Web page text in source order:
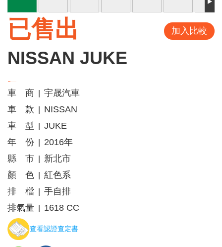
已售出 加入比較
NISSAN JUKE
車 商
宇晟汽車
車 款
NISSAN
車 型
JUKE
年 份
2016年
縣 市
新北市
顏 色
紅色系
排 檔
手自排
排氣量
1618 CC
查看認證查定書